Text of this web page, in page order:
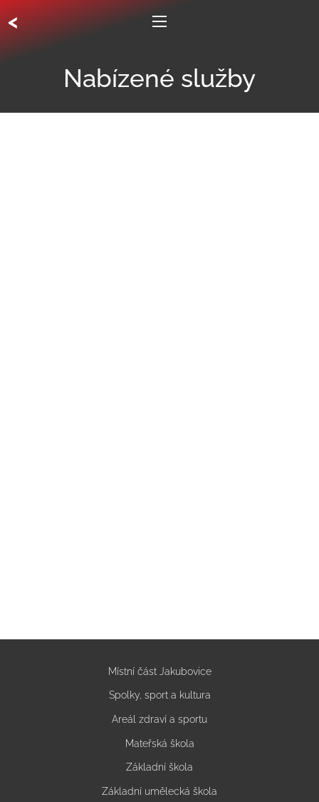
<
Nabízené služby
Místní část Jakubovice
Spolky, sport a kultura
Areál zdraví a sportu
Mateřská škola
Základní škola
Základní umělecká škola